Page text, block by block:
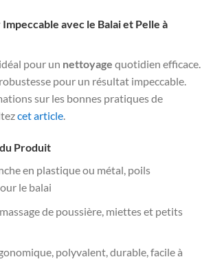
avec le Balai et Pelle à
pour un nettoyage quotidien efficace.
pour un résultat impeccable.
sur les bonnes pratiques de
cet article.
Produit
en plastique ou métal, poils
le balai
de poussière, miettes et petits
polyvalent, durable, facile à